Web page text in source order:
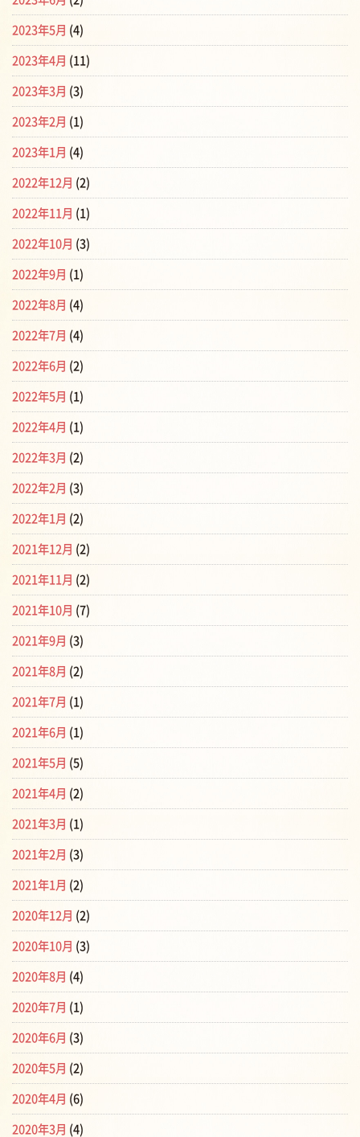
2023年5月 (4)
2023年4月 (11)
2023年3月 (3)
2023年2月 (1)
2023年1月 (4)
2022年12月 (2)
2022年11月 (1)
2022年10月 (3)
2022年9月 (1)
2022年8月 (4)
2022年7月 (4)
2022年6月 (2)
2022年5月 (1)
2022年4月 (1)
2022年3月 (2)
2022年2月 (3)
2022年1月 (2)
2021年12月 (2)
2021年11月 (2)
2021年10月 (7)
2021年9月 (3)
2021年8月 (2)
2021年7月 (1)
2021年6月 (1)
2021年5月 (5)
2021年4月 (2)
2021年3月 (1)
2021年2月 (3)
2021年1月 (2)
2020年12月 (2)
2020年10月 (3)
2020年8月 (4)
2020年7月 (1)
2020年6月 (3)
2020年5月 (2)
2020年4月 (6)
2020年3月 (4)